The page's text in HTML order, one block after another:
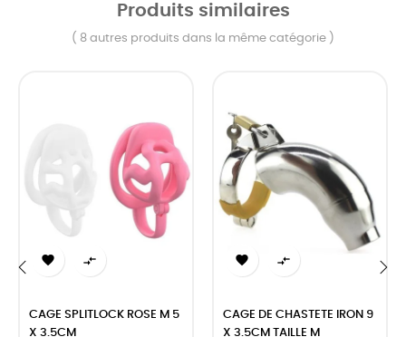
Produits similaires
( 8 autres produits dans la même catégorie )
 
CAGE SPLITLOCK ROSE M 5
X 3.5CM
 
CAGE DE CHASTETE IRON 9
X 3.5CM TAILLE M